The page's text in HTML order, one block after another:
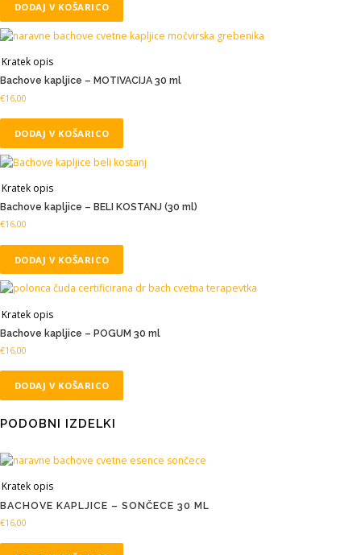
DODAJ V KOŠARICO
Kratek opis
Bachove kapljice – MOTIVACIJA 30 ml
€16,00
DODAJ V KOŠARICO
Kratek opis
Bachove kapljice – BELI KOSTANJ (30 ml)
€16,00
DODAJ V KOŠARICO
Kratek opis
Bachove kapljice – POGUM 30 ml
€16,00
DODAJ V KOŠARICO
PODOBNI IZDELKI
Kratek opis
BACHOVE KAPLJICE – SONČECE 30 ML
€16,00